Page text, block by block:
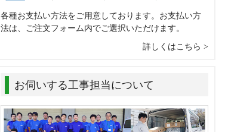
各種お支払い方法をご用意しております。お支払い方
法は、ご注文フォーム内でご選択いただけます。
詳しくはこちら
お伺いする工事担当について